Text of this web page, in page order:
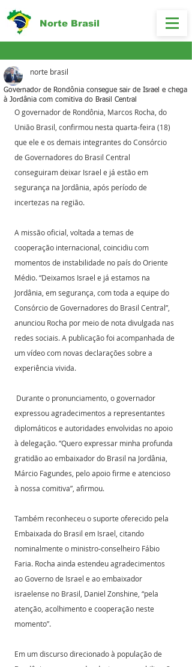
Norte Brasil
Governador de Rondônia consegue sair de Israel e chega
à Jordânia com comitiva do Brasil Central
norte brasil
O governador de Rondônia, Marcos Rocha, do
União Brasil, confirmou nesta quarta-feira (18)
que ele e os demais integrantes do Consórcio
de Governadores do Brasil Central
conseguiram deixar Israel e já estão em
segurança na Jordânia, após período de
incertezas na região.
A missão oficial, voltada a temas de
cooperação internacional, coincidiu com
momentos de instabilidade no país do Oriente
Médio. “Deixamos Israel e já estamos na
Jordânia, em segurança, com toda a equipe do
Consórcio de Governadores do Brasil Central”,
anunciou Rocha por meio de nota divulgada nas
redes sociais. A publicação foi acompanhada de
um vídeo com novas declarações sobre a
experiência vivida.
expressou agradecimentos a representantes
diplomáticos e autoridades envolvidas no apoio
à delegação. “Quero expressar minha profunda
gratidão ao embaixador do Brasil na Jordânia,
Márcio Fagundes, pelo apoio firme e atencioso
à nossa comitiva”, afirmou.
Também reconheceu o suporte oferecido pela
Embaixada do Brasil em Israel, citando
nominalmente o ministro-conselheiro Fábio
Faria. Rocha ainda estendeu agradecimentos
ao Governo de Israel e ao embaixador
israelense no Brasil, Daniel Zonshine, “pela
atenção, acolhimento e cooperação neste
momento”.
Em um discurso direcionado à população de